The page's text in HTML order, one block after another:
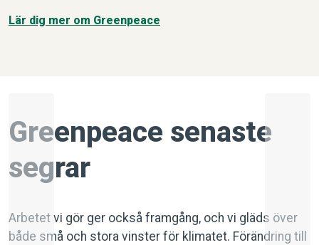
Lär dig mer om Greenpeace
Greenpeace senaste
segrar
Arbetet vi gör ger också framgång, och vi gläds över
både små och stora vinster för klimatet. Förändring till